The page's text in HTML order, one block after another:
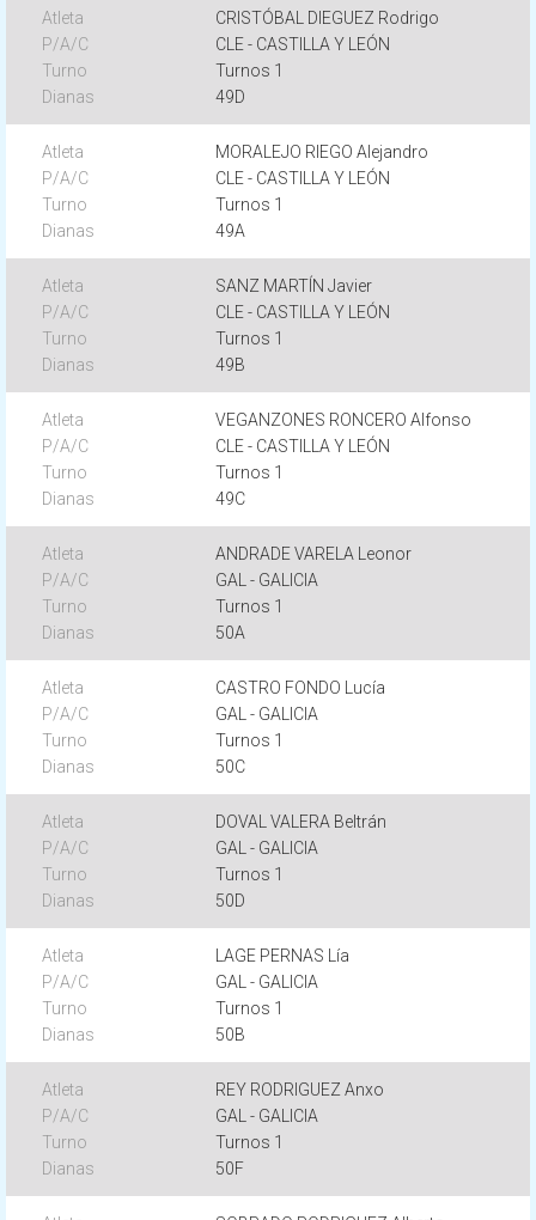
CRISTÓBAL DIEGUEZ Rodrigo
CLE - CASTILLA Y LEÓN
Turnos 1
49D
MORALEJO RIEGO Alejandro
CLE - CASTILLA Y LEÓN
Turnos 1
49A
SANZ MARTÍN Javier
CLE - CASTILLA Y LEÓN
Turnos 1
49B
VEGANZONES RONCERO Alfonso
CLE - CASTILLA Y LEÓN
Turnos 1
49C
ANDRADE VARELA Leonor
GAL - GALICIA
Turnos 1
50A
CASTRO FONDO Lucía
GAL - GALICIA
Turnos 1
50C
DOVAL VALERA Beltrán
GAL - GALICIA
Turnos 1
50D
LAGE PERNAS Lía
GAL - GALICIA
Turnos 1
50B
REY RODRIGUEZ Anxo
GAL - GALICIA
Turnos 1
50F